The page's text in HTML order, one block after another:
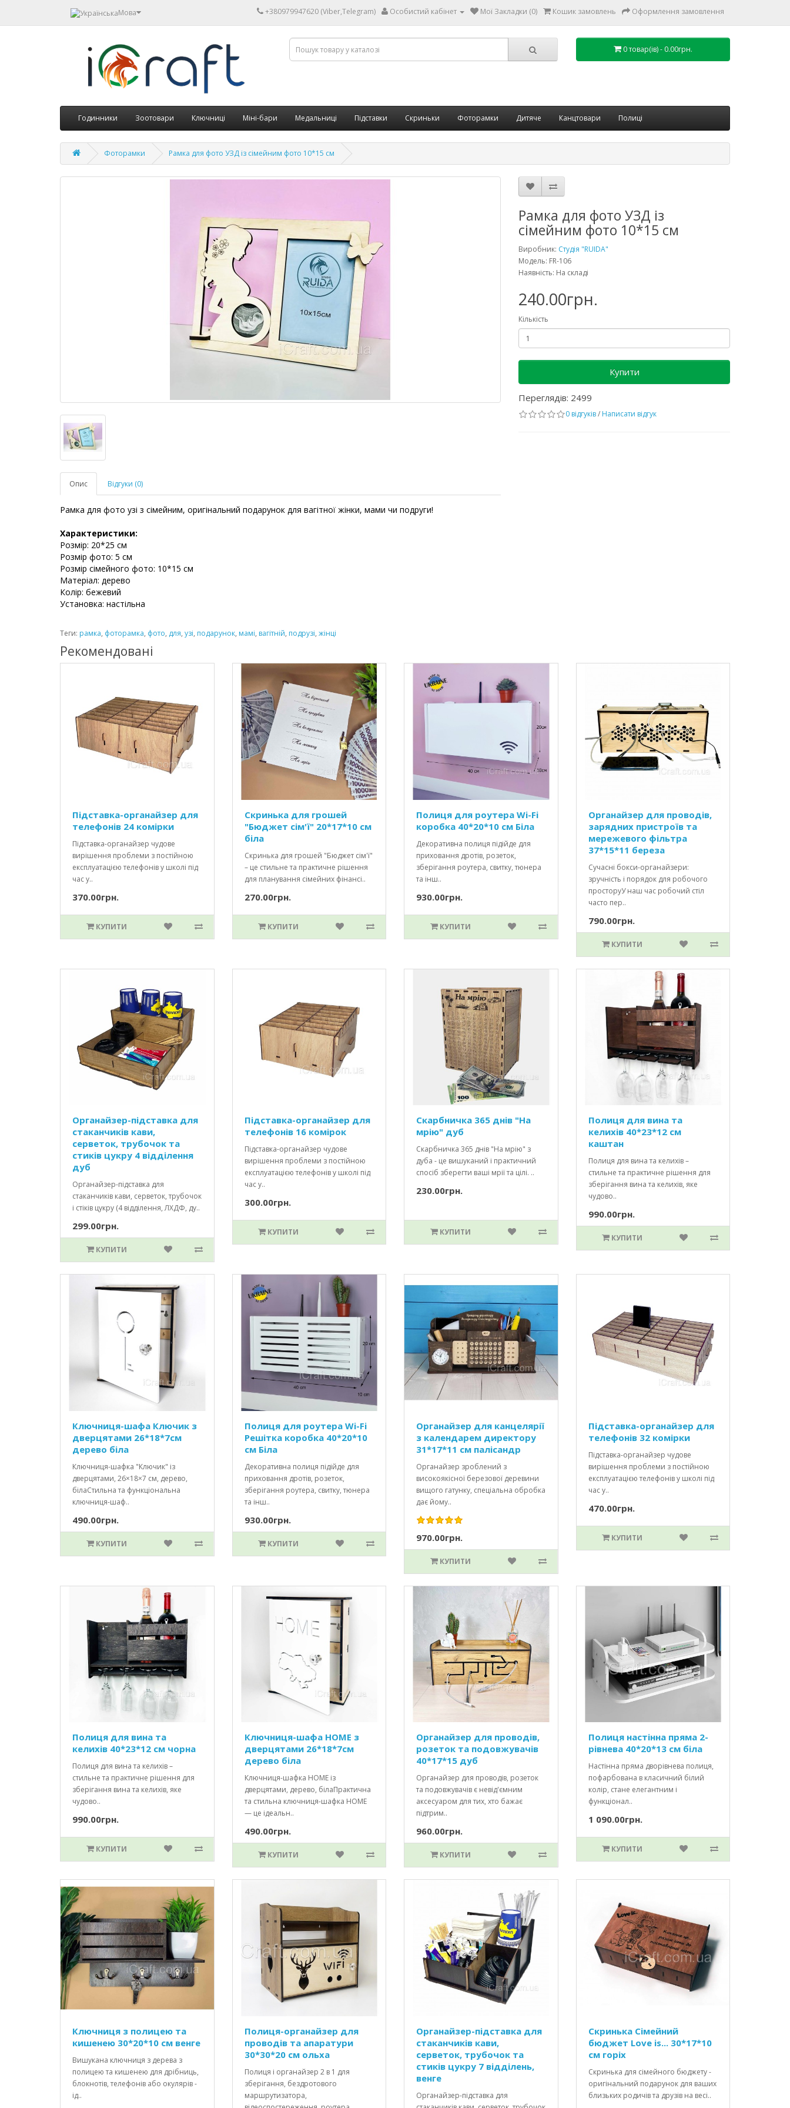
Мова +380979947620 (Viber,Telegram) Особистий кабінет Мої Закладки (0) Кошик замовлень Оформлення замовлення
0 товар(ів) - 0.00грн.
Годинники Зоотовари Ключниці Міні-бари Медальниці Підставки Скриньки Фоторамки Дитяче Канцтовари Полиці
Фоторамки Рамка для фото УЗД із сімейним фото 10*15 см
Опис Відгуки (0)
Рамка для фото узі з сімейним, оригінальний подарунок для вагітної жінки, мами чи подруги!
Характеристики:
Розмір: 20*25 см
Розмір фото: 5 см
Розмір сімейного фото: 10*15 см
Матеріал: дерево
Колір: бежевий
Установка: настільна
Рамка для фото УЗД із
сімейним фото 10*15 см
Виробник: Студія "RUIDA"
Модель: FR-106
Наявність: На складі
240.00грн.
Кількість
Купити
Переглядів: 2499
0 відгуків/ Написати відгук
Теги: рамка, фоторамка, фото, для, узі, подарунок, мамі, вагітній, подрузі, жінці
Рекомендовані
Підставка-органайзер для
телефонів 24 комірки
Підставка-органайзер чудове
вирішення проблеми з постійною
експлуатацією телефонів у школі під
час у..
370.00грн.
КУПИТИ
Скринька для грошей
"Бюджет сім'ї" 20*17*10 см
біла
Скринька для грошей "Бюджет сім'ї"
– це стильне та практичне рішення
для планування сімейних фінансі..
270.00грн.
КУПИТИ
Полиця для роутера Wi-Fi
коробка 40*20*10 см Біла
Декоративна полиця підійде для
приховання дротів, розеток,
зберігання роутера, свитку, тюнера
та інш..
930.00грн.
КУПИТИ
Органайзер для проводів,
зарядних пристроїв та
мережевого фільтра
37*15*11 береза
Сучасні бокси-органайзери:
зручність і порядок для робочого
просторуУ наш час робочий стіл
часто пер..
790.00грн.
КУПИТИ
Органайзер-підставка для
стаканчиків кави,
серветок, трубочок та
стиків цукру 4 відділення
дуб
Органайзер-підставка для
стаканчиків кави, серветок, трубочок
і стіків цукру (4 відділення, ЛХДФ, ду..
299.00грн.
КУПИТИ
Підставка-органайзер для
телефонів 16 комірок
Підставка-органайзер чудове
вирішення проблеми з постійною
експлуатацією телефонів у школі під
час у..
300.00грн.
КУПИТИ
Скарбничка 365 днів "На
мрію" дуб
Скарбничка 365 днів "На мрію" з
дуба - це вишуканий і практичний
спосіб зберегти ваші мрії та цілі. ..
230.00грн.
КУПИТИ
Полиця для вина та
келихів 40*23*12 см
каштан
Полиця для вина та келихів –
стильне та практичне рішення для
зберігання вина та келихів, яке
чудово..
990.00грн.
КУПИТИ
Ключниця-шафа Ключик з
дверцятами 26*18*7см
дерево біла
Ключниця-шафка "Ключик" із
дверцятами, 26×18×7 см, дерево,
білаСтильна та функціональна
ключниця-шаф..
490.00грн.
КУПИТИ
Полиця для роутера Wi-Fi
Решітка коробка 40*20*10
см Біла
Декоративна полиця підійде для
приховання дротів, розеток,
зберігання роутера, свитку, тюнера
та інш..
930.00грн.
КУПИТИ
Органайзер для канцелярії
з календарем директору
31*17*11 см палісандр
Органайзер зроблений з
високоякісної березової деревини
вищого гатунку, спеціальна обробка
дає йому..
970.00грн.
КУПИТИ
Підставка-органайзер для
телефонів 32 комірки
Підставка-органайзер чудове
вирішення проблеми з постійною
експлуатацією телефонів у школі під
час у..
470.00грн.
КУПИТИ
Полиця для вина та
келихів 40*23*12 см чорна
Полиця для вина та келихів –
стильне та практичне рішення для
зберігання вина та келихів, яке
чудово..
990.00грн.
КУПИТИ
Ключниця-шафа HOME з
дверцятами 26*18*7см
дерево біла
Ключниця-шафка HOME із
дверцятами, дерево, білаПрактична
та стильна ключниця-шафка HOME
— це ідеальн..
490.00грн.
КУПИТИ
Органайзер для проводів,
розеток та подовжувачів
40*17*15 дуб
Органайзер для проводів, розеток
та подовжувачів є невід'ємним
аксесуаром для тих, хто бажає
підтрим..
960.00грн.
КУПИТИ
Полиця настінна пряма 2-
рівнева 40*20*13 см біла
Настінна пряма дворівнева полиця,
пофарбована в класичний білий
колір, стане елегантним і
функціонал..
1 090.00грн.
КУПИТИ
Ключниця з полицею та
кишенею 30*20*10 см венге
Вишукана ключниця з дерева з
полицею та кишенею для дрібниць,
блокнотів, телефонів або окулярів -
ід..
Полиця-органайзер для
проводів та апаратури
30*30*20 см ольха
Полиця і органайзер 2 в 1 для
зберігання, бездротового
маршрутизатора,
Органайзер-підставка для
стаканчиків кави,
серветок, трубочок та
стиків цукру 7 відділень,
венге
Органайзер-підставка для
Скринька Сімейний
бюджет Love is... 30*17*10
см горіх
Скринька для сімейного бюджету -
оригінальний подарунок для ваших
близьких родичів та друзів на весі..